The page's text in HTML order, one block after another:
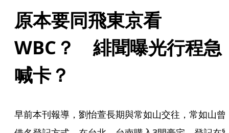
原本要同飛東京看
WBC？　緋聞曝光行程急
喊卡？
早前本刊報導，劉怡萱長期與常如山交往，常如山曾